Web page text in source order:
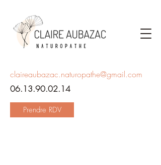
claireaubazac.naturopathe@gmail.com
06.13.90.02.14
Prendre RDV